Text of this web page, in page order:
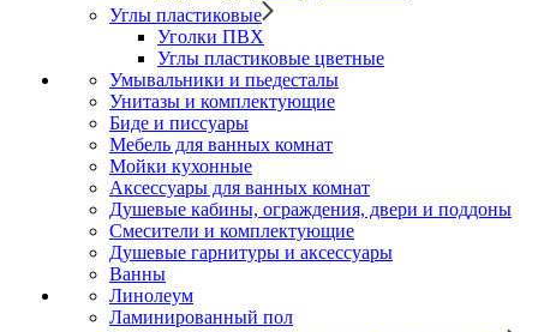
Углы пластиковые
Уголки ПВХ
Углы пластиковые цветные
Умывальники и пьедесталы
Унитазы и комплектующие
Биде и писсуары
Мебель для ванных комнат
Мойки кухонные
Аксессуары для ванных комнат
Душевые кабины, ограждения, двери и поддоны
Смесители и комплектующие
Душевые гарнитуры и аксессуары
Ванны
Линолеум
Ламинированный пол